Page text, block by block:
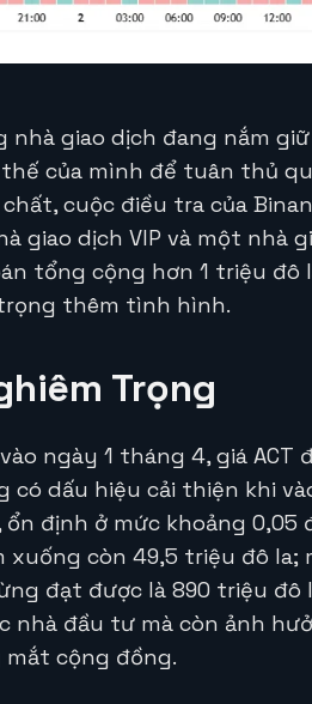
nhà giao dịch đang nắm
của mình để tuân thủ
cuộc điều tra của
giao dịch VIP và một nhà
tổng cộng hơn 1 triệu
thêm tình hình.
Trọng
ngày 1 tháng 4, giá ACT
có dấu hiệu cải thiện khi
ổn định ở mức khoảng
xuống còn 49,5 triệu đô
đạt được là 890 triệu đô
nhà đầu tư mà còn ảnh
cộng đồng.